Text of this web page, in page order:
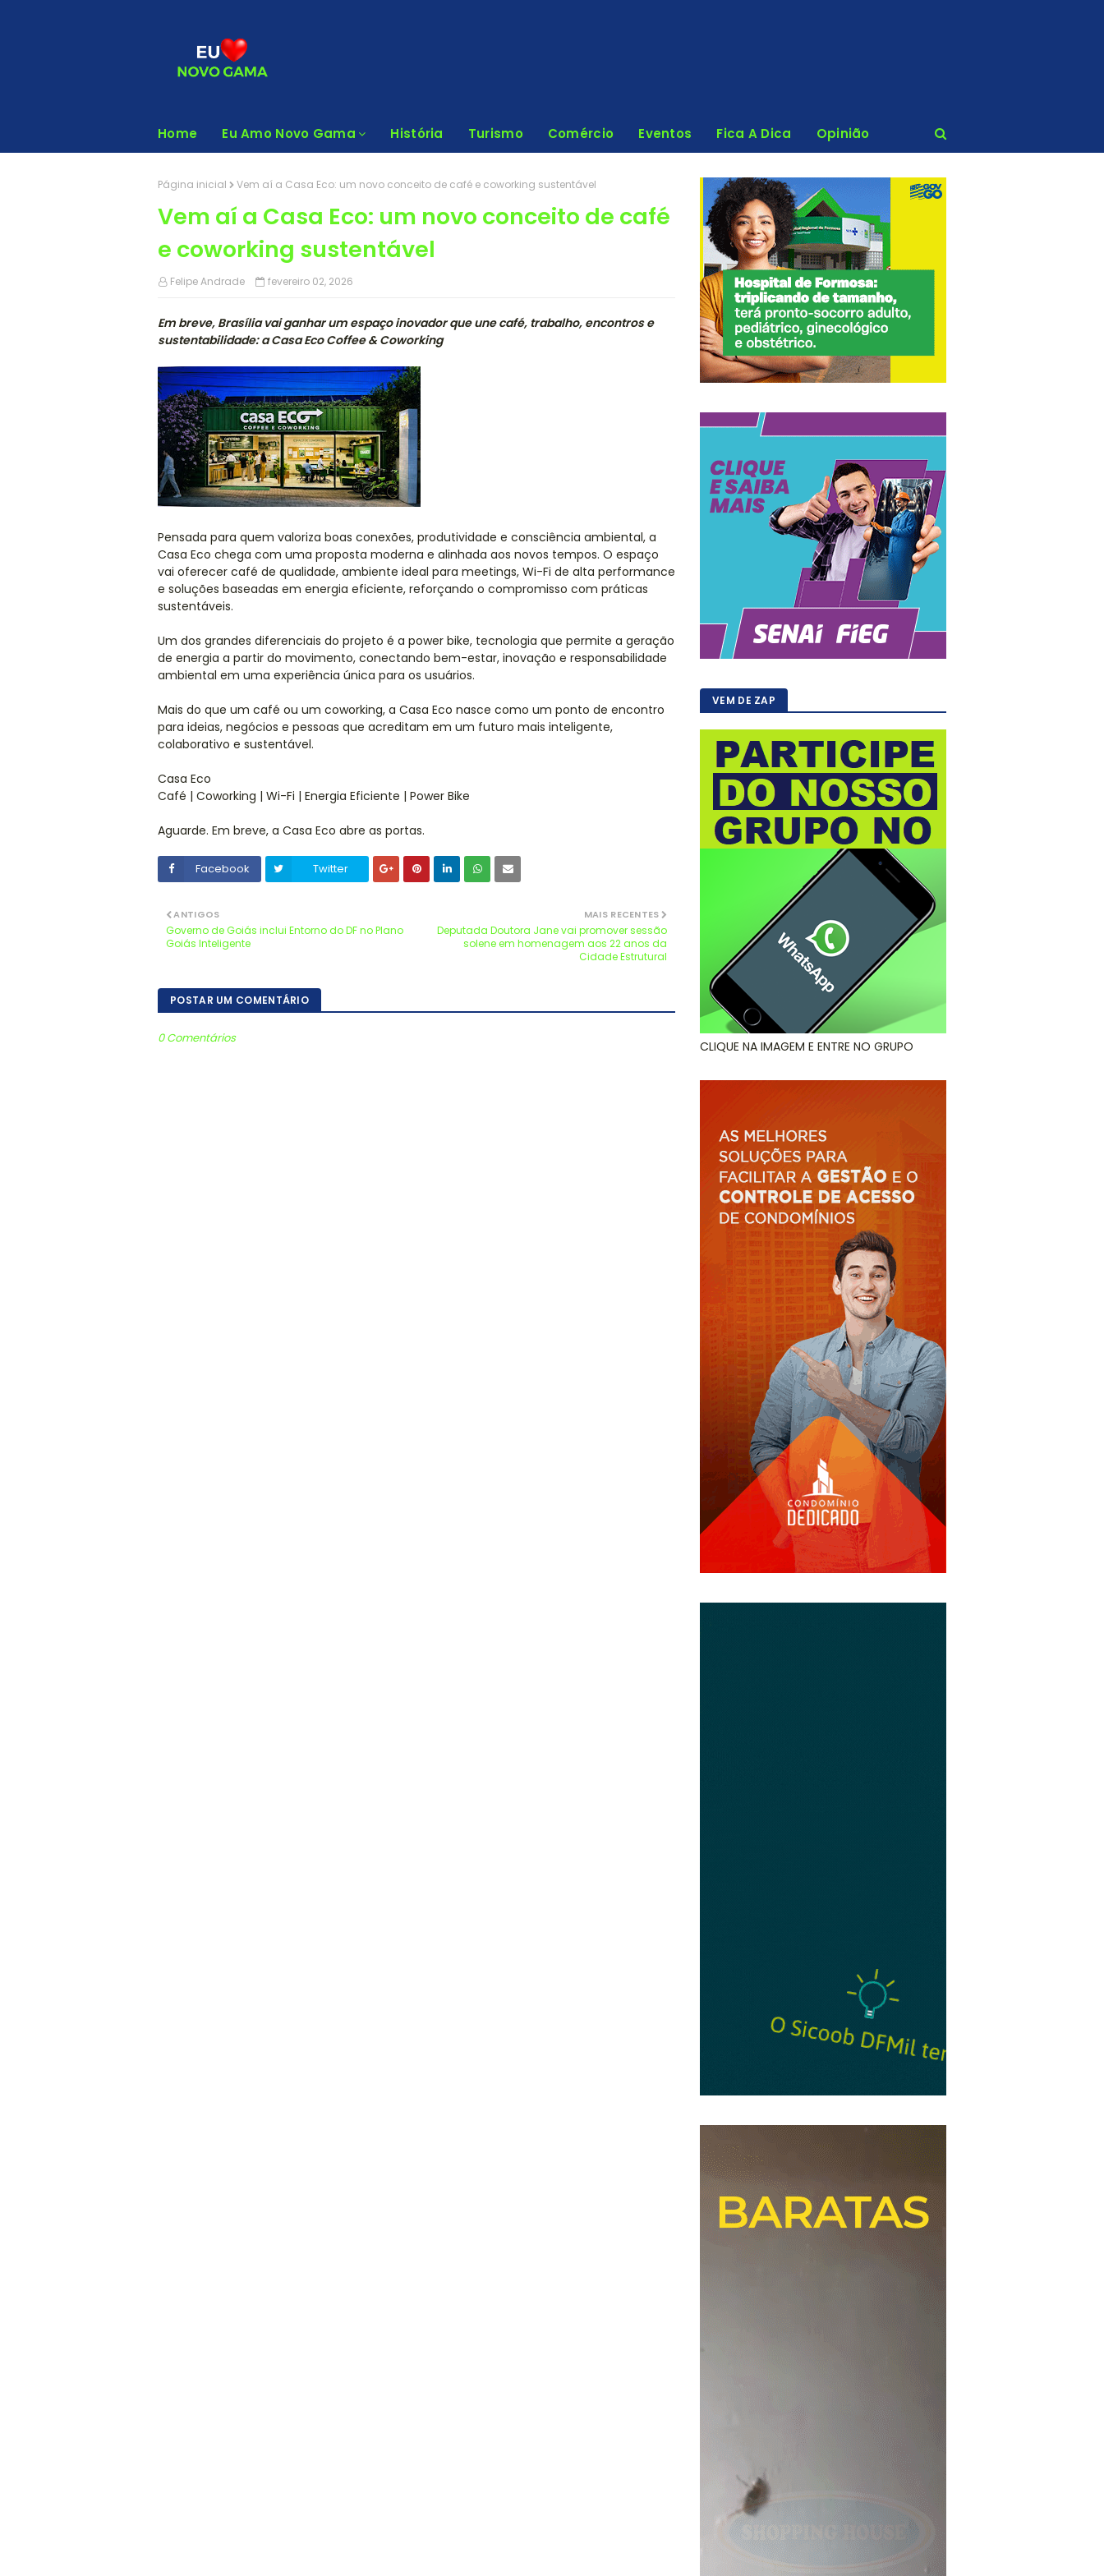
Home Eu Amo Novo Gama História Turismo Comércio Eventos Fica A Dica Opinião
Página inicial Vem aí a Casa Eco: um novo conceito de café e coworking sustentável
Vem aí a Casa Eco: um novo conceito de café
e coworking sustentável
Felipe Andrade fevereiro 02, 2026
Em breve, Brasília vai ganhar um espaço inovador que une café, trabalho, encontros e
sustentabilidade: a Casa Eco Coffee & Coworking
Pensada para quem valoriza boas conexões, produtividade e consciência ambiental, a
Casa Eco chega com uma proposta moderna e alinhada aos novos tempos. O espaço
vai oferecer café de qualidade, ambiente ideal para meetings, Wi-Fi de alta performance
e soluções baseadas em energia eficiente, reforçando o compromisso com práticas
sustentáveis.
Um dos grandes diferenciais do projeto é a power bike, tecnologia que permite a geração
de energia a partir do movimento, conectando bem-estar, inovação e responsabilidade
ambiental em uma experiência única para os usuários.
Mais do que um café ou um coworking, a Casa Eco nasce como um ponto de encontro
para ideias, negócios e pessoas que acreditam em um futuro mais inteligente,
colaborativo e sustentável.
Casa Eco
Café | Coworking | Wi-Fi | Energia Eficiente | Power Bike
Aguarde. Em breve, a Casa Eco abre as portas.
Facebook Twitter
MAIS RECENTES
Deputada Doutora Jane vai promover sessão
solene em homenagem aos 22 anos da
Cidade Estrutural
ANTIGOS
Governo de Goiás inclui Entorno do DF no Plano
Goiás Inteligente
POSTAR UM COMENTÁRIO
0 Comentários
VEM DE ZAP
CLIQUE NA IMAGEM E ENTRE NO GRUPO